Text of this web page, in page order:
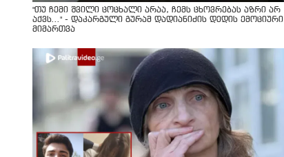
"თუ ჩემი შვილი ცოცხალი არაა, ჩემს ცხოვრებას აზრი არ
აქვს..." - დაკარგული გურამ დადიანიძის დედის ემოციური
მიმართვა